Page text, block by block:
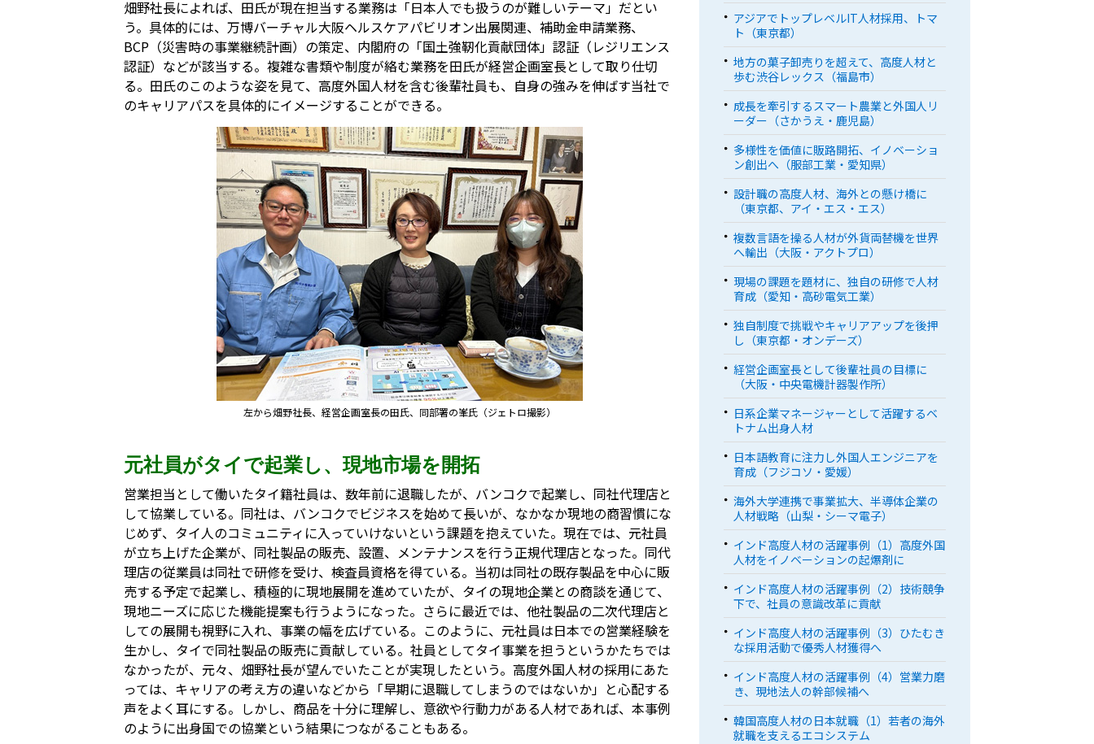
畑野社長によれば、田氏が現在担当する業務は「日本人でも扱うのが難しいテーマ」だとい
う。具体的には、万博バーチャル大阪ヘルスケアパビリオン出展関連、補助金申請業務、
BCP（災害時の事業継続計画）の策定、内閣府の「国土強靭化貢献団体」認証（レジリエンス
認証）などが該当する。複雑な書類や制度が絡む業務を田氏が経営企画室長として取り仕切
る。田氏のこのような姿を見て、高度外国人材を含む後輩社員も、自身の強みを伸ばす当社で
のキャリアパスを具体的にイメージすることができる。
左から畑野社長、経営企画室長の田氏、同部署の峯氏（ジェトロ撮影）
元社員がタイで起業し、現地市場を開拓
営業担当として働いたタイ籍社員は、数年前に退職したが、バンコクで起業し、同社代理店と
して協業している。同社は、バンコクでビジネスを始めて長いが、なかなか現地の商習慣にな
じめず、タイ人のコミュニティに入っていけないという課題を抱えていた。現在では、元社員
が立ち上げた企業が、同社製品の販売、設置、メンテナンスを行う正規代理店となった。同代
理店の従業員は同社で研修を受け、検査員資格を得ている。当初は同社の既存製品を中心に販
売する予定で起業し、積極的に現地展開を進めていたが、タイの現地企業との商談を通じて、
現地ニーズに応じた機能提案も行うようになった。さらに最近では、他社製品の二次代理店と
しての展開も視野に入れ、事業の幅を広げている。このように、元社員は日本での営業経験を
生かし、タイで同社製品の販売に貢献している。社員としてタイ事業を担うというかたちでは
なかったが、元々、畑野社長が望んでいたことが実現したという。高度外国人材の採用にあた
っては、キャリアの考え方の違いなどから「早期に退職してしまうのではないか」と心配する
声をよく耳にする。しかし、商品を十分に理解し、意欲や行動力がある人材であれば、本事例
のように出身国での協業という結果につながることもある。
アジアでトップレベルIT人材採用、トマ
ト（東京都）
地方の菓子卸売りを超えて、高度人材と
歩む渋谷レックス（福島市）
成長を牽引するスマート農業と外国人リ
ーダー（さかうえ・鹿児島）
多様性を価値に販路開拓、イノベーショ
ン創出へ（服部工業・愛知県）
設計職の高度人材、海外との懸け橋に
（東京都、アイ・エス・エス）
複数言語を操る人材が外貨両替機を世界
へ輸出（大阪・アクトプロ）
現場の課題を題材に、独自の研修で人材
育成（愛知・高砂電気工業）
独自制度で挑戦やキャリアアップを後押
し（東京都・オンデーズ）
経営企画室長として後輩社員の目標に
（大阪・中央電機計器製作所）
日系企業マネージャーとして活躍するベ
トナム出身人材
日本語教育に注力し外国人エンジニアを
育成（フジコソ・愛媛）
海外大学連携で事業拡大、半導体企業の
人材戦略（山梨・シーマ電子）
インド高度人材の活躍事例（1）高度外国
人材をイノベーションの起爆剤に
インド高度人材の活躍事例（2）技術競争
下で、社員の意識改革に貢献
インド高度人材の活躍事例（3）ひたむき
な採用活動で優秀人材獲得へ
インド高度人材の活躍事例（4）営業力磨
き、現地法人の幹部候補へ
韓国高度人材の日本就職（1）若者の海外
就職を支えるエコシステム